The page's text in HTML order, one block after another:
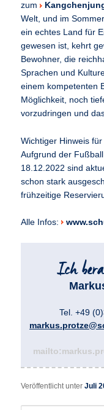
zum
Welt, und im
ein echtes Land für
gewesen ist, kehrt
Bewohner, die
Sprachen und
einem kompetenten
Möglichkeit, noch
vorzudringen und
Wichtiger Hinweis
Aufgrund der
18.12.2022 sind
schon stark
frühzeitige
Alle Infos:
Tel. +49
Veröffentlicht unter Juli